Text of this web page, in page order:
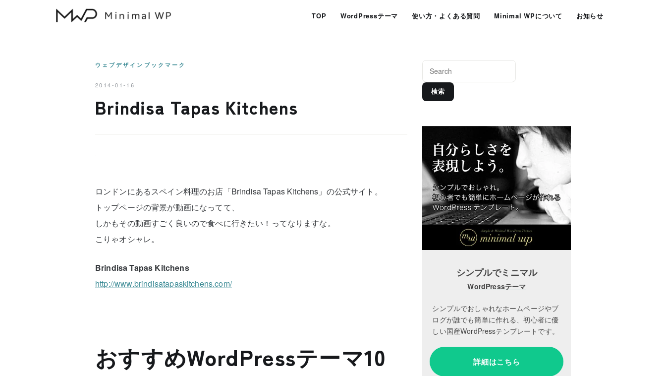
TOP WordPressテーマ 使い方・よくある質問 Minimal WPについて お知らせ
ウェブデザインブックマーク
2014-01-16
Brindisa Tapas Kitchens
ロンドンにあるスペイン料理のお店「Brindisa Tapas Kitchens」の公式サイト。
トップページの背景が動画になってて、
しかもその動画すごく良いので食べに行きたい！ってなりますな。
こりゃオシャレ。
Brindisa Tapas Kitchens
http://www.brindisatapaskitchens.com/
おすすめWordPressテーマ10
検索
シンプルでミニマル
WordPressテーマ
シンプルでおしゃれなホームページやブ
ログが誰でも簡単に作れる、初心者に優
しい国産WordPressテンプレートです。
詳細はこちら